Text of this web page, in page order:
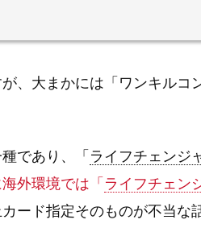
、大まかには「ワンキルコ
であり、「 ライフチェンジ
外環境では「 ライフチェン
ード指定そのものが不当な